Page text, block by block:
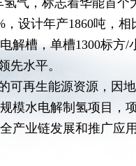
气，标志着华能首个
设计年产1860吨，
解槽，单槽1300标
先水平。
再生能源资源，因
模水电解制氢项目，
产业链发展和推广应